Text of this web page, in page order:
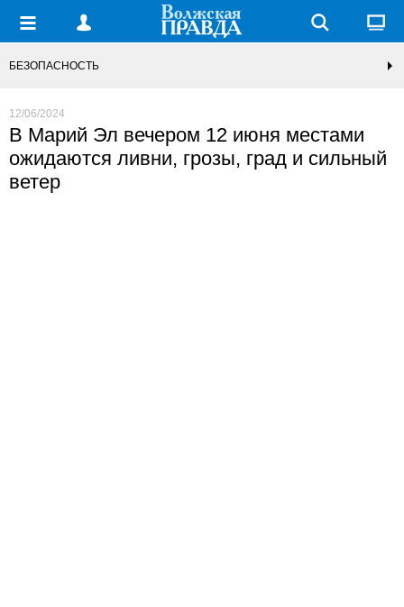
БЕЗОПАСНОСТЬ
12/06/2024
В Марий Эл вечером 12 июня местами
ожидаются ливни, грозы, град и сильный
ветер